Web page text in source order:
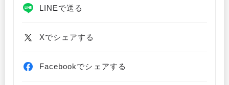
LINEで送る
Xでシェアする
Facebookでシェアする